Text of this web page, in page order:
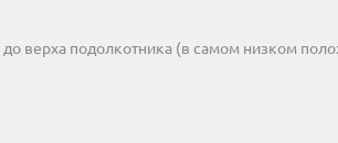
до верха подолкотника (в самом низком